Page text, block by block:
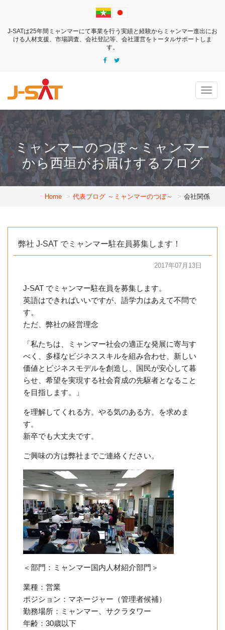
J-SATは25年間ミャンマーにて事業を行う実績と経験からミャンマー進出にお
ける 人材支援、市場調査、会社登記等、会社運営をトータルサポートしま
す。
ミャンマーのつぼ～ミャンマー
から西垣がお届けするブログ
Home 代表ブログ ～ミャンマーのつぼ～ 会社関係
弊社 J-SAT でミャンマー駐在員募集します！
2017年07月13日
J-SAT でミャンマー駐在員を募集します。
英語はできればいいですが、語学力はあえて不問で
す。
ただ、弊社の経営理念
「私たちは、ミャンマー社会の適正な発展に寄与す
べく、多様なビジネススキルを組み合わせ、新しい
価値とビジネスモデルを創造し、国民が安心して暮
らせ、希望を実現する社会育成の先駆者となること
を目指します。」
を理解してくれる方。やる気のある方。を求めま
す。
新卒でも大丈夫です。
ご興味の方は弊社までご連絡ください。
＜部門：ミャンマー国内人材紹介部門＞
業種：営業
ポジション：マネージャー（管理者候補）
勤務場所：ミャンマー、サクラタワー
年齢：30歳以下